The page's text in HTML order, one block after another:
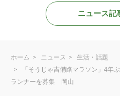
ニュース記
ホーム ニュース
生活・話題
「そうじゃ吉備路マラソン」4年
ランナーを募集 岡山